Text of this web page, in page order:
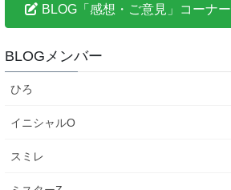
BLOG「感想・ご意見」コーナー
BLOGメンバー
ひろ
イニシャルO
スミレ